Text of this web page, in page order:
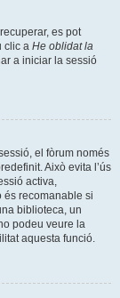
es pot
clic a He oblidat la
a iniciar la sessió
el fòrum només
Això evita l’ús
activa,
és recomanable si
biblioteca, un
podeu veure la
aquesta funció.